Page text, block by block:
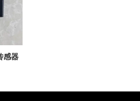
感器